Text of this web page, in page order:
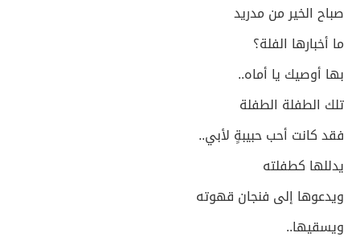
صباح الخير من مدريد
ما أخبارها الفلة؟
بها أوصيك يا أماه..
تلك الطفلة الطفلة
فقد كانت أحب حبيبةٍ لأبي..
يدللها كطفلته
ويدعوها إلى فنجان قهوته
ويسقيها..